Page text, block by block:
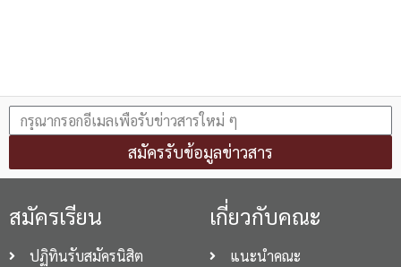
สมัครรับข้อมูลข่าวสาร
สมัครเรียน
ปฏิทินรับสมัครนิสิต
เกี่ยวกับคณะ
แนะนำคณะ